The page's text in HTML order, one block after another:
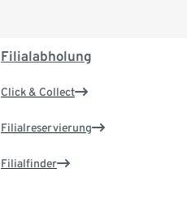
Filialabholung
Click & Collect
Filialreservierung
Filialfinder